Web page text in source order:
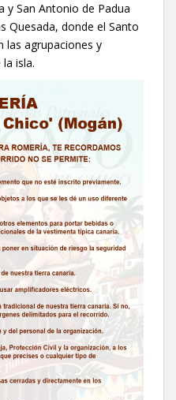
y San Antonio de Padua
Quesada, donde el Santo
las agrupaciones y
isla.